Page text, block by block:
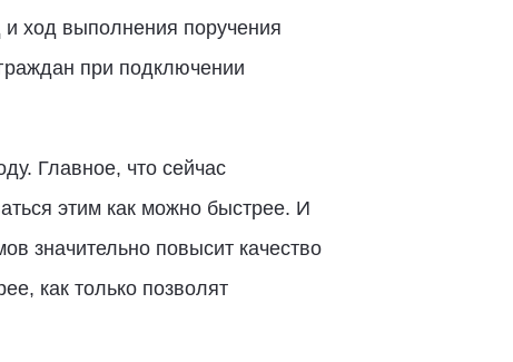
ход выполнения поручения
при подключении
Главное, что сейчас
этим как можно быстрее. И
значительно повысит качество
как только позволят